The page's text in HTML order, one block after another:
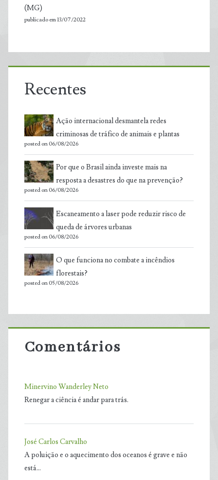
(MG)
publicado em 13/07/2022
Recentes
Ação internacional desmantela redes
criminosas de tráfico de animais e plantas
posted on 06/08/2026
Por que o Brasil ainda investe mais na
resposta a desastres do que na prevenção?
posted on 06/08/2026
Escaneamento a laser pode reduzir risco de
queda de árvores urbanas
posted on 06/08/2026
O que funciona no combate a incêndios
florestais?
posted on 05/08/2026
Comentários
Minervino Wanderley Neto
Renegar a ciência é andar para trás.
José Carlos Carvalho
A poluição e o aquecimento dos oceanos é grave e não
está…